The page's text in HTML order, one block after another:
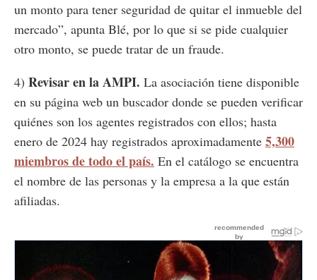
un monto para tener seguridad de quitar el inmueble del
mercado”, apunta Blé, por lo que si se pide cualquier
otro monto, se puede tratar de un fraude.
4) Revisar en la AMPI. La asociación tiene disponible
en su página web un buscador donde se pueden verificar
quiénes son los agentes registrados con ellos; hasta
enero de 2024 hay registrados aproximadamente 5,300
miembros de todo el país. En el catálogo se encuentra
el nombre de las personas y la empresa a la que están
afiliadas.